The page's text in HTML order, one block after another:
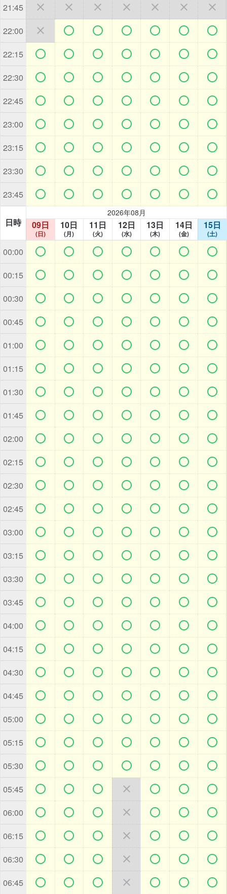
21:45       
22:00       
22:15       
22:30       
22:45       
23:00       
23:15       
23:30       
23:45       
日時
2026年08月
09日
(日)
10日
(月)
11日
(火)
12日
(水)
13日
(木)
14日
(金)
15日
(土)
00:00       
00:15       
00:30       
00:45       
01:00       
01:15       
01:30       
01:45       
02:00       
02:15       
02:30       
02:45       
03:00       
03:15       
03:30       
03:45       
04:00       
04:15       
04:30       
04:45       
05:00       
05:15       
05:30       
05:45       
06:00       
06:15       
06:30       
06:45       